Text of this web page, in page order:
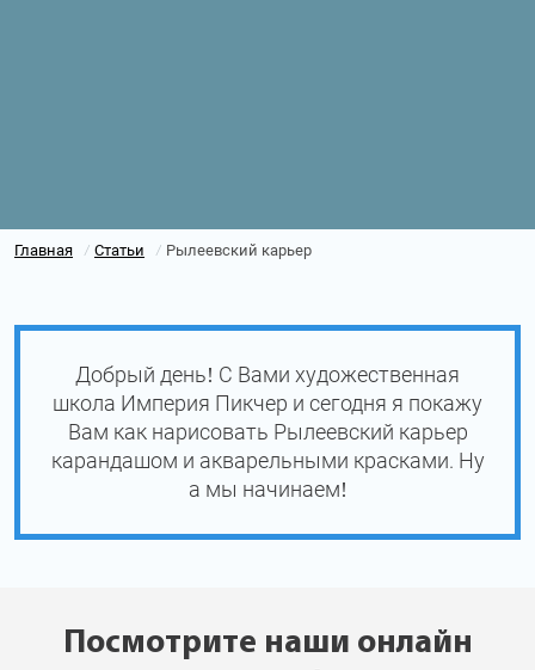
Главная / Статьи / Рылеевский карьер
Добрый день! С Вами художественная
школа Империя Пикчер и сегодня я покажу
Вам как нарисовать Рылеевский карьер
карандашом и акварельными красками. Ну
а мы начинаем!
Посмотрите наши онлайн